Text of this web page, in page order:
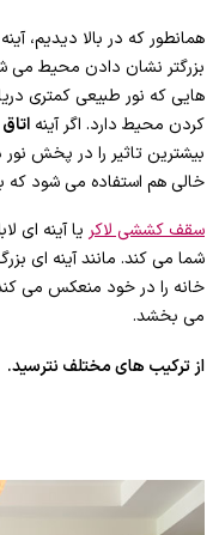
همانطور که در بالا دیدیم،
بزرگتر نشان دادن محیط می
هایی که نور طبیعی کمتری
کردن محیط دارد. اگر آینه
بیشترین تاثیر را در پخش نور
خالی هم استفاده می شود
سقف کششی لاکر یا آینه ای
شما می کند. مانند آینه ای
خانه را در خود منعکس می
می بخشد.
از ترکیب های مختلف نترسید.